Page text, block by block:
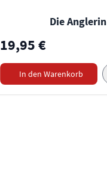
Die Anglerin
19,95 €
In den Warenkorb